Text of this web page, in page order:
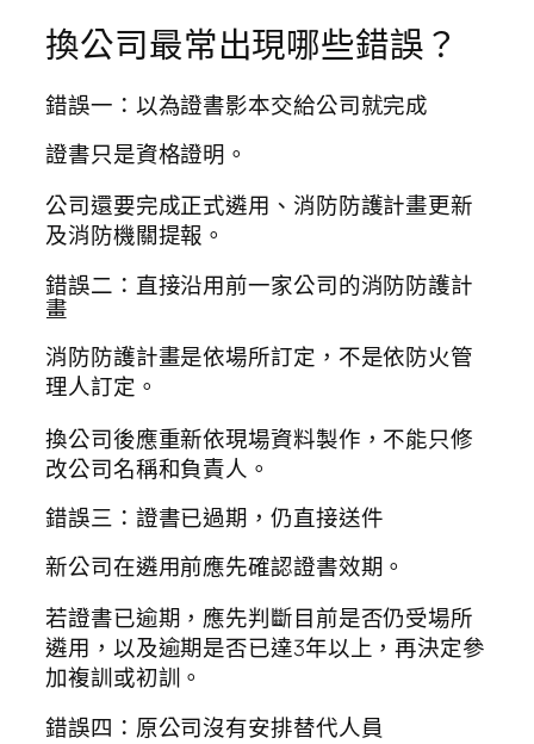
換公司最常出現哪些錯誤？
錯誤一：以為證書影本交給公司就完成
證書只是資格證明。
公司還要完成正式遴用、消防防護計畫更新
及消防機關提報。
錯誤二：直接沿用前一家公司的消防防護計
畫
消防防護計畫是依場所訂定，不是依防火管
理人訂定。
換公司後應重新依現場資料製作，不能只修
改公司名稱和負責人。
錯誤三：證書已過期，仍直接送件
新公司在遴用前應先確認證書效期。
若證書已逾期，應先判斷目前是否仍受場所
遴用，以及逾期是否已達3年以上，再決定參
加複訓或初訓。
錯誤四：原公司沒有安排替代人員